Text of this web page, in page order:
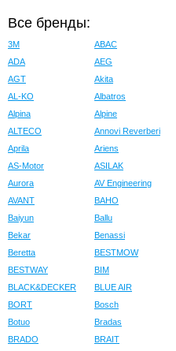
Все бренды:
3M
ABAC
ADA
AEG
AGT
Akita
AL-KO
Albatros
Alpina
Alpine
ALTECO
Annovi Reverberi
Aprila
Ariens
AS-Motor
ASILAK
Aurora
AV Engineering
AVANT
BAHO
Baiyun
Ballu
Bekar
Benassi
Beretta
BESTMOW
BESTWAY
BIM
BLACK&DECKER
BLUE AIR
BORT
Bosch
Botuo
Bradas
BRADO
BRAIT